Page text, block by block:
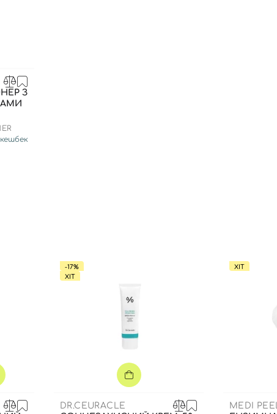
З
кешбек
-17%
ХІТ
DR.CEURACLE
ХІТ
MEDI PEEL
Номер телефону